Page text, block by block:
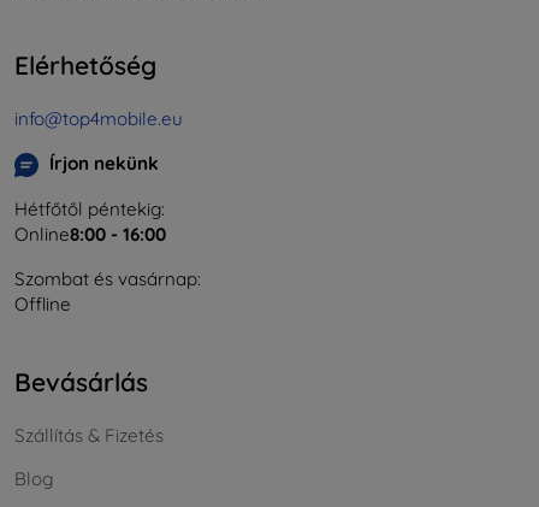
Elérhetőség
info@top4mobile.eu
Írjon nekünk
Hétfőtől péntekig:
Online8:00 - 16:00
Szombat és vasárnap:
Offline
Bevásárlás
Szállítás & Fizetés
Blog